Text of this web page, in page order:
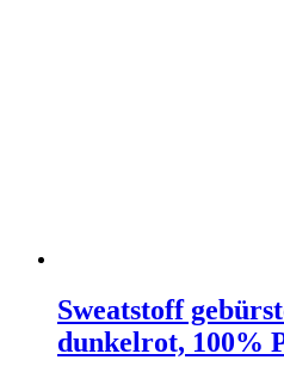
Sweatstoff
dunkelrot, 100%